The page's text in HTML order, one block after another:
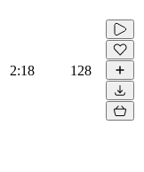
2:18 128